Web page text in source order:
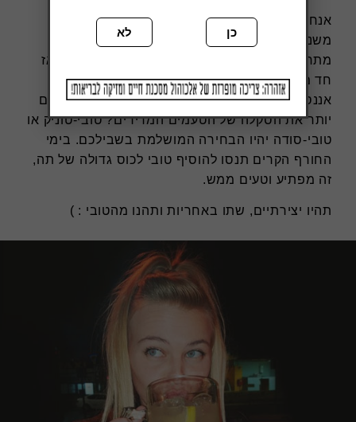
אנחנו ממליצים בחום לשתות טובי עם ערבוב. זה
משנה חיים. עם מה? עם מה שאתם אוהבים.
מתחברים לטעמים הפירותיים המתוקים? מצוין!! אז
חד משמעית לשתות עם מיץ פירות טרופיים, מיץ
אננס, מיץ מנגו או משקאות מוגזים מתוקים. אוהבים
יותר את הסקלה של הטעמים המרירים? טובי-טוניק או
טובי-סודה יהיו הבחירה המושלמת בשבילכם. בימי
החורף הקרים תנסו להוסיף טובי לכוס גדולה של תה,
זה מפתיע וטעים ממש.
תהיו יצירתיים, שתו באחריות ותהנו מהטובי : )
כן לא